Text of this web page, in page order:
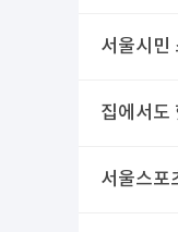
서울시민
집에서도
서울스포